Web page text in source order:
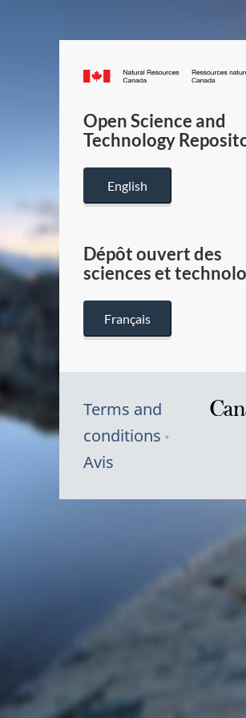
Canada.ca
Open Science and
Technology
English
Dépôt ouvert des
sciences et
Français
Terms and
conditions
Avis